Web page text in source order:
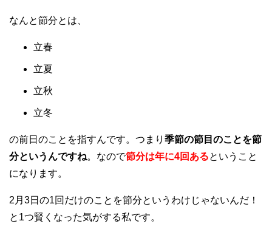
なんと節分とは、
立春
立夏
立秋
立冬
の前日のことを指すんです。つまり 季節の節目のことを節
分というんですね。なので節分は年に4回あるということ
になります。
2月3日の1回だけのことを節分というわけじゃないんだ！
と1つ賢くなった気がする私です。